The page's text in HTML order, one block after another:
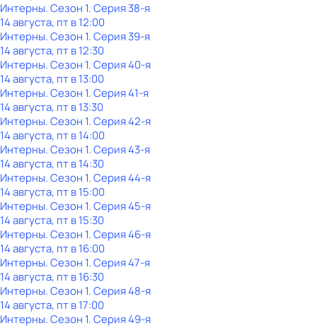
Интерны. Сезон 1. Серия 38-я
14 августа, пт в 12:00
Интерны. Сезон 1. Серия 39-я
14 августа, пт в 12:30
Интерны. Сезон 1. Серия 40-я
14 августа, пт в 13:00
Интерны. Сезон 1. Серия 41-я
14 августа, пт в 13:30
Интерны. Сезон 1. Серия 42-я
14 августа, пт в 14:00
Интерны. Сезон 1. Серия 43-я
14 августа, пт в 14:30
Интерны. Сезон 1. Серия 44-я
14 августа, пт в 15:00
Интерны. Сезон 1. Серия 45-я
14 августа, пт в 15:30
Интерны. Сезон 1. Серия 46-я
14 августа, пт в 16:00
Интерны. Сезон 1. Серия 47-я
14 августа, пт в 16:30
Интерны. Сезон 1. Серия 48-я
14 августа, пт в 17:00
Интерны. Сезон 1. Серия 49-я